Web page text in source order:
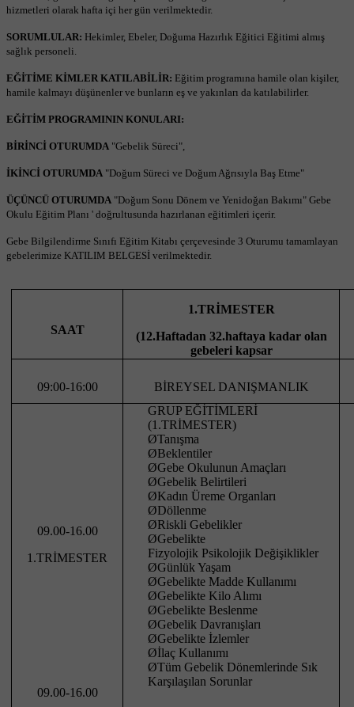
hizmetleri olarak hafta içi her gün verilmektedir.
SORUMLULAR: Hekimler, Ebeler, Doğuma Hazırlık Eğitici Eğitimi almış
sağlık personeli.
EĞİTİME KİMLER KATILABİLİR: Eğitim programına hamile olan kişiler,
hamile kalmayı düşünenler ve bunların eş ve yakınları da katılabilirler.
EĞİTİM PROGRAMININ KONULARI:
BİRİNCİ OTURUMDA "Gebelik Süreci",
İKİNCİ OTURUMDA "Doğum Süreci ve Doğum Ağrısıyla Baş Etme"
ÜÇÜNCÜ OTURUMDA "Doğum Sonu Dönem ve Yenidoğan Bakımı" Gebe
Okulu Eğitim Planı ' doğrultusunda hazırlanan eğitimleri içerir.
Gebe Bilgilendirme Sınıfı Eğitim Kitabı çerçevesinde 3 Oturumu tamamlayan
gebelerimize KATILIM BELGESİ verilmektedir.
SAAT
1.TRİMESTER
(12.Haftadan 32.haftaya kadar olan
gebeleri kapsar
09:00-16:00 BİREYSEL DANIŞMANLIK
09.00-16.00
1.TRİMESTER
09.00-16.00
GRUP EĞİTİMLERİ
(1.TRİMESTER)
ØTanışma
ØBeklentiler
ØGebe Okulunun Amaçları
ØGebelik Belirtileri
ØKadın Üreme Organları
ØDöllenme
ØRiskli Gebelikler
ØGebelikte
Fizyolojik Psikolojik Değişiklikler
ØGünlük Yaşam
ØGebelikte Madde Kullanımı
ØGebelikte Kilo Alımı
ØGebelikte Beslenme
ØGebelik Davranışları
ØGebelikte İzlemler
Øİlaç Kullanımı
ØTüm Gebelik Dönemlerinde Sık
Karşılaşılan Sorunlar